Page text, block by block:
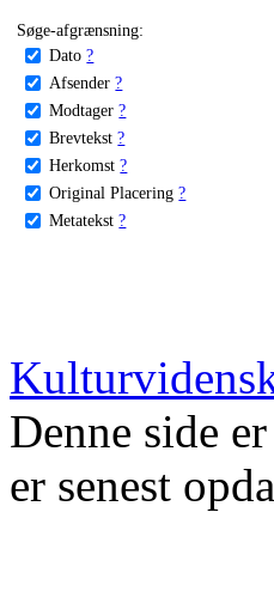
Søge-afgrænsning:
Dato ?
Afsender ?
Modtager ?
Brevtekst ?
Herkomst ?
Original Placering ?
Metatekst ?
Denne side
er senest